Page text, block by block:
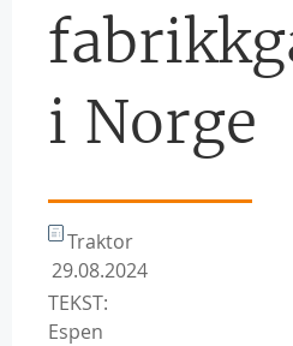
i Norge
Traktor
29.08.2024
TEKST:
Espen